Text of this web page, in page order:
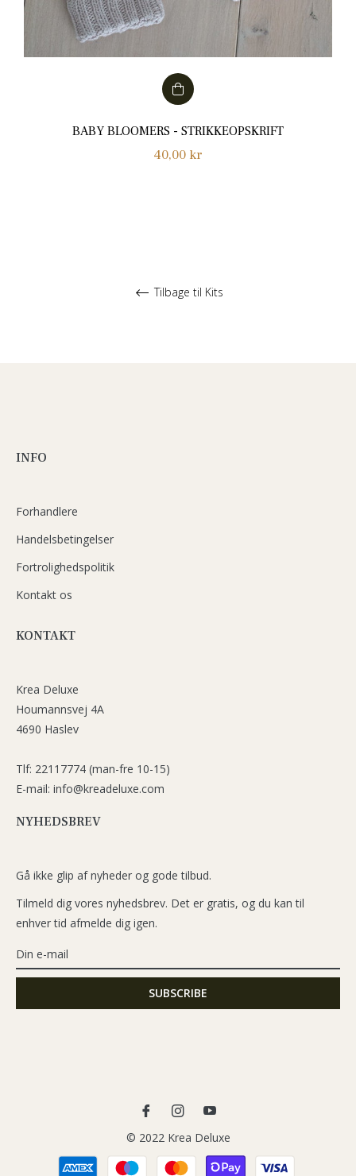
BABY BLOOMERS - STRIKKEOPSKRIFT
Normalpris
40,00 kr
Tilbage til Kits
INFO
Forhandlere
Handelsbetingelser
Fortrolighedspolitik
Kontakt os
KONTAKT
Krea Deluxe
Houmannsvej 4A
4690 Haslev
Tlf: 22117774 (man-fre 10-15)
E-mail: info@kreadeluxe.com
NYHEDSBREV
Gå ikke glip af nyheder og gode tilbud.
Tilmeld dig vores nyhedsbrev. Det er gratis, og du kan til
enhver tid afmelde dig igen.
Ins
You
© 2022 Krea Deluxe